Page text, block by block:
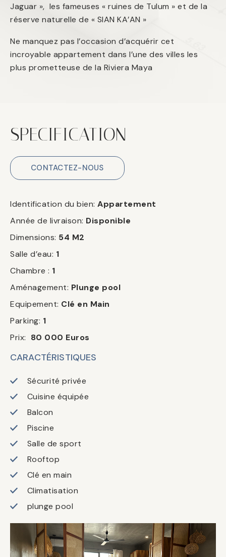
Jaguar », les fameuses « ruines de Tulum » et de la
réserve naturelle de « SIAN KA’AN »
Ne manquez pas l’occasion d’acquérir cet
incroyable appartement dans l’une des villes les
plus prometteuse de la Riviera Maya
SPECIFICATION
CONTACTEZ-NOUS
Identification du bien: Appartement
Année de livraison: Disponible
Dimensions: 54 M2
Salle d’eau: 1
Chambre : 1
Aménagement: Plunge pool
Equipement: Clé en Main
Parking: 1
Prix: 80 000 Euros
CARACTÉRISTIQUES
Sécurité privée
Cuisine équipée
Balcon
Piscine
Salle de sport
Rooftop
Clé en main
Climatisation
plunge pool